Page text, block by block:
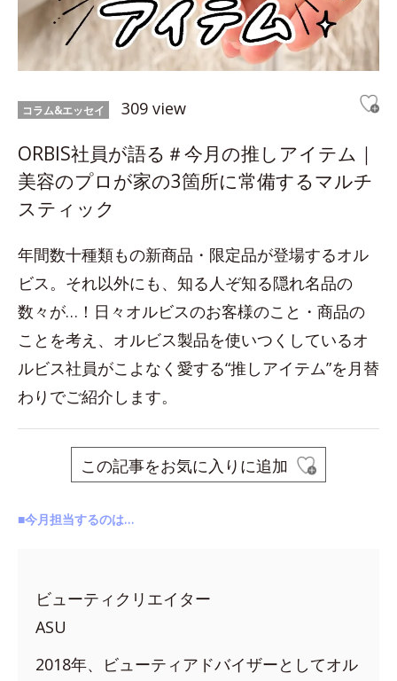
コラム&エッセイ 309 view
ORBIS社員が語る＃今月の推しアイテム｜
美容のプロが家の3箇所に常備するマルチ
スティック
年間数十種類もの新商品・限定品が登場するオル
ビス。それ以外にも、知る人ぞ知る隠れ名品の
数々が…！日々オルビスのお客様のこと・商品の
ことを考え、オルビス製品を使いつくしているオ
ルビス社員がこよなく愛する“推しアイテム”を月替
わりでご紹介します。
この記事をお気に入りに追加
■今月担当するのは…
ビューティクリエイター
ASU
2018年、ビューティアドバイザーとしてオル